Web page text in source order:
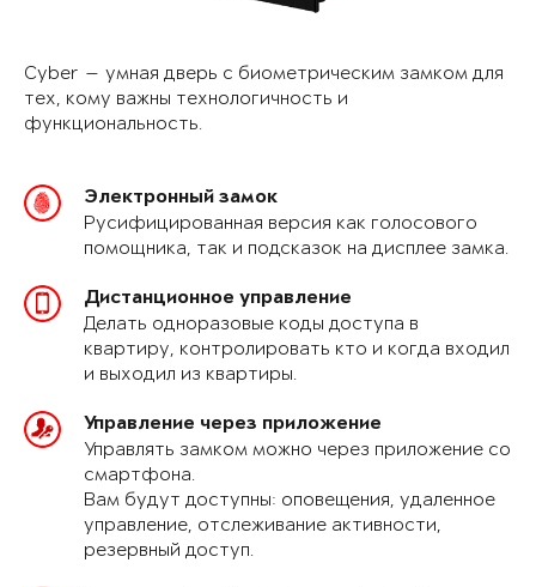
Cyber — умная дверь с биометрическим замком для
тех, кому важны технологичность и
функциональность.
Электронный замок
Русифицированная версия как голосового
помощника, так и подсказок на дисплее замка.
Дистанционное управление
Делать одноразовые коды доступа в
квартиру, контролировать кто и когда входил
и выходил из квартиры.
Управление через приложение
Управлять замком можно через приложение со
смартфона.
Вам будут доступны: оповещения, удаленное
управление, отслеживание активности,
резервный доступ.